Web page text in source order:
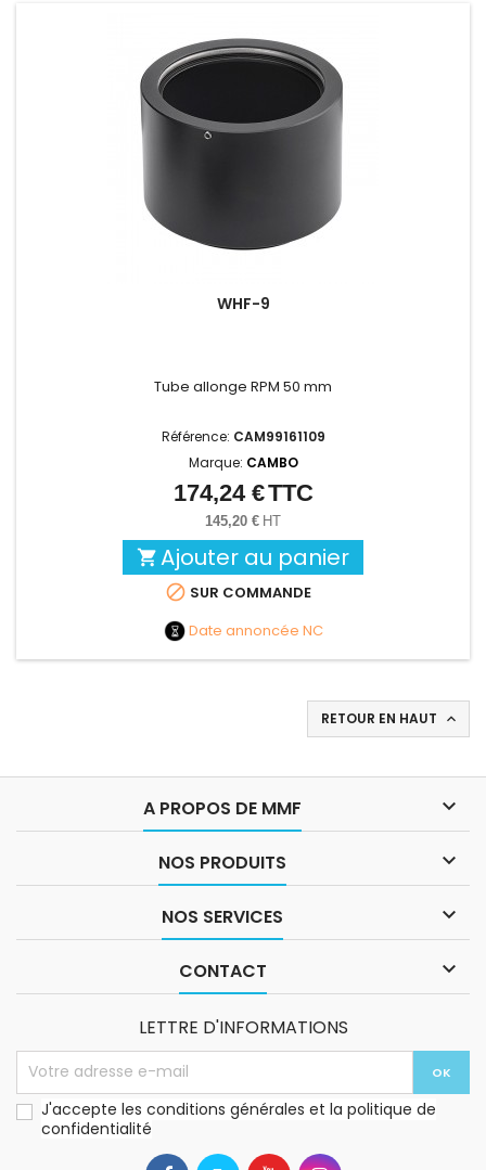
WHF-9
Tube allonge RPM 50 mm
Référence: CAM99161109
Marque: CAMBO
Prix
174,24 €TTC
145,20 € HT
 Ajouter au panier
 SUR COMMANDE
Date annoncée NC
RETOUR EN HAUT 
A PROPOS DE MMF 
NOS PRODUITS 
NOS SERVICES 
CONTACT 
LETTRE D'INFORMATIONS
J'accepte les conditions générales et la politique de
confidentialité